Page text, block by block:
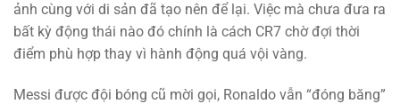
ảnh cùng với di sản đã tạo nên để lại. Việc mà chưa đưa ra
bất kỳ động thái nào đó chính là cách CR7 chờ đợi thời
điểm phù hợp thay vì hành động quá vội vàng.
Messi được đội bóng cũ mời gọi, Ronaldo vẫn “đóng băng”